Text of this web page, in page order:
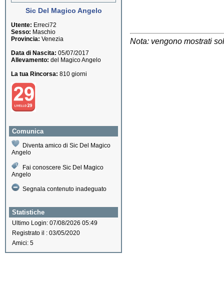
Sic Del Magico Angelo
Utente: Erreci72
Sesso: Maschio
Provincia: Venezia
Data di Nascita: 05/07/2017
Allevamento: del Magico Angelo
La tua Rincorsa: 810 giorni
Comunica
Diventa amico di Sic Del Magico
Angelo
Fai conoscere Sic Del Magico
Angelo
Segnala contenuto inadeguato
Statistiche
Ultimo Login: 07/08/2026 05:49
Registrato il : 03/05/2020
Amici: 5
Nota: vengono mostrati